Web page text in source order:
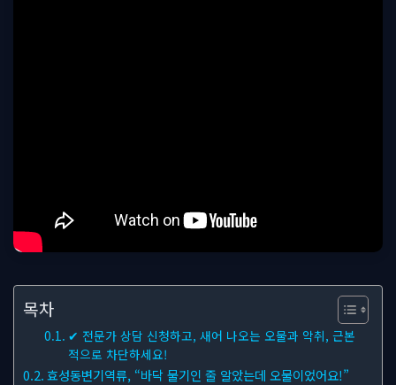
목차
✔ 전문가 상담 신청하고, 새어 나오는 오물과 악취, 근본
적으로 차단하세요!
효성동변기역류, “바닥 물기인 줄 알았는데 오물이었어요!”